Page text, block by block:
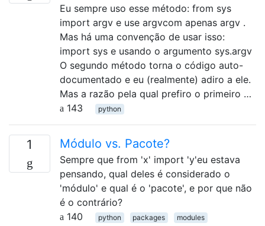
Eu sempre uso esse método: from sys
import argv e use argvcom apenas argv .
Mas há uma convenção de usar isso:
import sys e usando o argumento sys.argv
O segundo método torna o código auto-
documentado e eu (realmente) adiro a ele.
Mas a razão pela qual prefiro o primeiro …
143
python
1 Módulo vs. Pacote?
Sempre que from 'x' import 'y'eu estava
pensando, qual deles é considerado o
'módulo' e qual é o 'pacote', e por que não
é o contrário?
140
python packages modules